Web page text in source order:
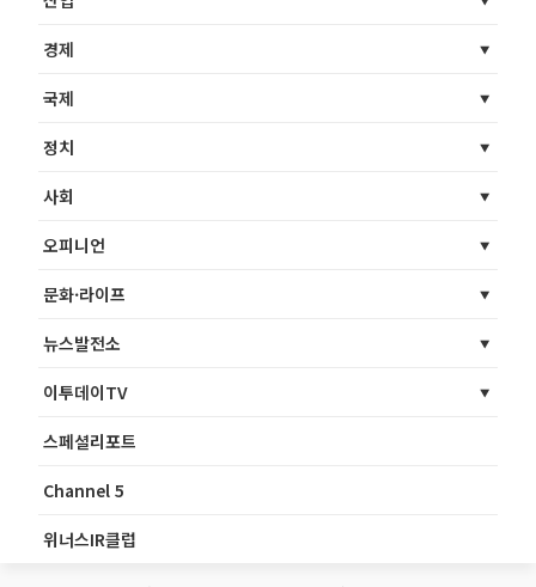
경제
국제
정치
사회
오피니언
문화·라이프
뉴스발전소
이투데이TV
스페셜리포트
Channel 5
위너스IR클럽